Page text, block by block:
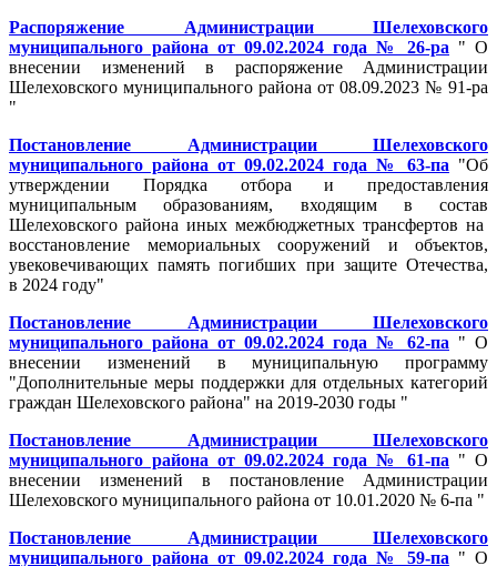
Распоряжение Администрации Шелеховского
муниципального района от 09.02.2024 года № 26-ра " О
внесении изменений в распоряжение Администрации
Шелеховского муниципального района от 08.09.2023 № 91-ра
"
Постановление Администрации Шелеховского
муниципального района от 09.02.2024 года № 63-па "Об
утверждении Порядка отбора и предоставления
муниципальным образованиям, входящим в состав
Шелеховского района иных межбюджетных трансфертов на
восстановление мемориальных сооружений и объектов,
увековечивающих память погибших при защите Отечества,
в 2024 году"
Постановление Администрации Шелеховского
муниципального района от 09.02.2024 года № 62-па " О
внесении изменений в муниципальную программу
"Дополнительные меры поддержки для отдельных категорий
граждан Шелеховского района" на 2019-2030 годы "
Постановление Администрации Шелеховского
муниципального района от 09.02.2024 года № 61-па " О
внесении изменений в постановление Администрации
Шелеховского муниципального района от 10.01.2020 № 6-па "
Постановление Администрации Шелеховского
муниципального района от 09.02.2024 года № 59-па " О